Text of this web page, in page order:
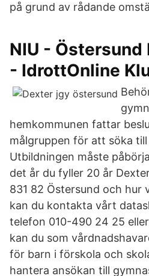
på grund av rådande
NIU - Östersund
- IdrottOnline
hemkommunen fattar
målgruppen för att söka
Utbildningen måste
det år du fyller 20 år
831 82 Östersund och hur
kan du kontakta vårt
telefon 010-490 24 25
kan du som
för barn i förskola och
hantera ansökan till